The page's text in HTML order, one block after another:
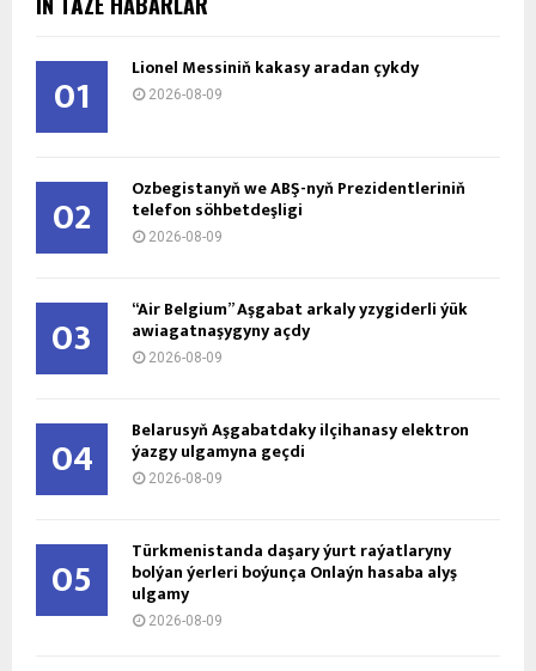
01 Lionel Messiniň kakasy aradan çykdy
2026-08-09
02 Özbegistanyň we ABŞ-nyň Prezidentleriniň
telefon söhbetdeşligi
2026-08-09
03 “Air Belgium” Aşgabat arkaly yzygiderli ýük
awiagatnaşygyny açdy
2026-08-09
04 Belarusyň Aşgabatdaky ilçihanasy elektron
ýazgy ulgamyna geçdi
2026-08-09
05 Türkmenistanda daşary ýurt raýatlaryny
bolýan ýerleri boýunça Onlaýn hasaba alyş
ulgamy
2026-08-09